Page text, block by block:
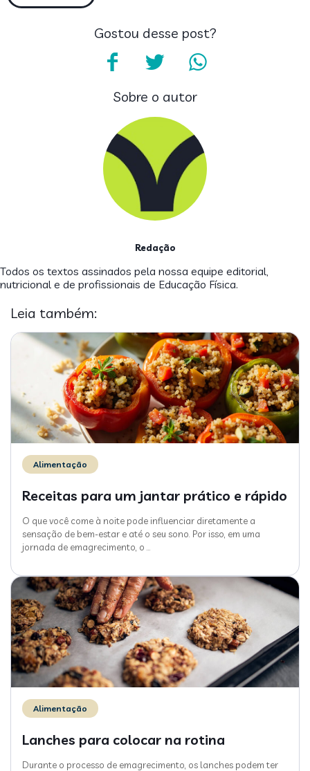
Gostou desse post?
Sobre o autor
Redação
Todos os textos assinados pela nossa equipe editorial,
nutricional e de profissionais de Educação Física.
Leia também:
Alimentação
Receitas para um jantar prático e rápido
O que você come à noite pode influenciar diretamente a
sensação de bem-estar e até o seu sono. Por isso, em uma
jornada de emagrecimento, o
Alimentação
Lanches para colocar na rotina
Durante o processo de emagrecimento, os lanches podem ter